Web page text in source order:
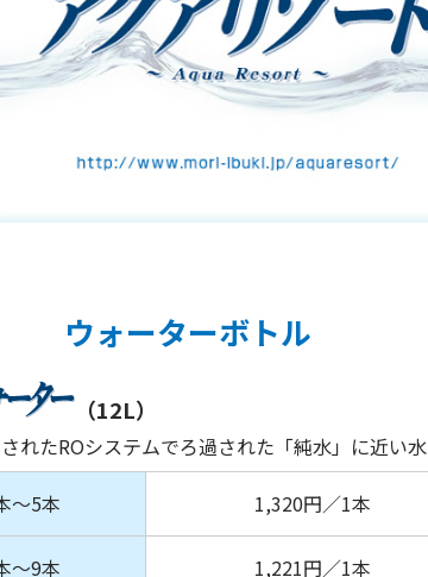
ウォーターボトル
（12L）
れたROシステムでろ過された「純水」に近い水
〜5本
1,320円／1本
〜9本 1,221円／1本